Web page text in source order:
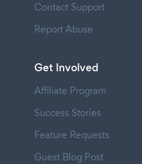
Contact Support
Report Abuse
Get Involved
Affiliate Program
Success Stories
Feature Requests
Guest Blog Post